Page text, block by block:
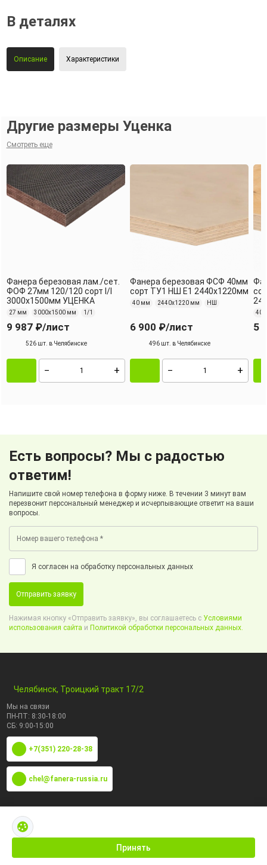
В деталях
Описание Характеристики
Другие размеры Уценка
Смотреть еще
Фанера березовая лам./сет.
ФОФ 27мм 120/120 сорт I/I
3000х1500мм УЦЕНКА
27 мм 3000х1500 мм 1/1
9 987 ₽/лист
526 шт. в Челябинске
Фанера березовая ФСФ 40мм
сорт ТУ1 НШ Е1 2440x1220мм
40 мм 2440х1220 мм НШ
6 900 ₽/лист
496 шт. в Челябинске
40
5
Есть вопросы? Мы с радостью
ответим!
Напишите свой номер телефона в форму ниже. В течении 3 минут вам
перезвонит персональный менеджер и исчерпывающие ответит на ваши
вопросы.
Я согласен на обработку персональных данных
Отправить заявку
Нажимая кнопку «Отправить заявку», вы соглашаетесь с Условиями
использования сайта и Политикой обработки персональных данных.
Принять
Челябинск, Троицкий тракт 17/2
Мы на связи
ПН-ПТ: 8:30-18:00
СБ: 9:00-15:00
+7(351) 220-28-38
chel@fanera-russia.ru
По маркам
Каталог по сфере применения